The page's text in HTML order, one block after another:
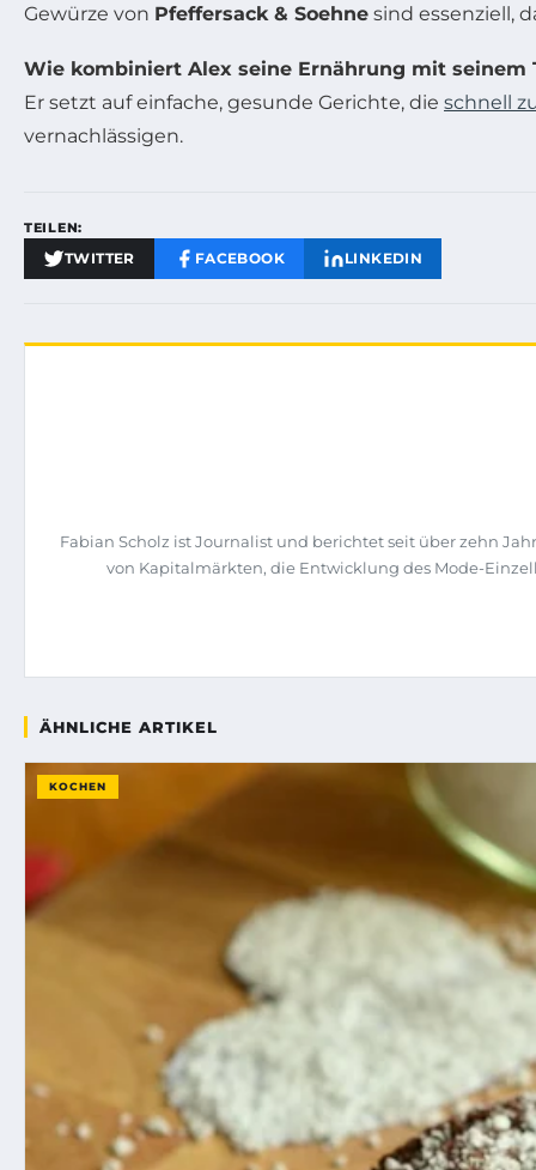
Gewürze von Pfeffersack & Soehne sind essenziell,
Wie kombiniert Alex seine Ernährung mit seinem
Er setzt auf einfache, gesunde Gerichte, die schnell
vernachlässigen.
TEILEN:
TWITTER FACEBOOK LINKEDIN
Fabian Scholz ist Journalist und berichtet seit über zehn
von Kapitalmärkten, die Entwicklung des Mode-
ÄHNLICHE ARTIKEL
KOCHEN